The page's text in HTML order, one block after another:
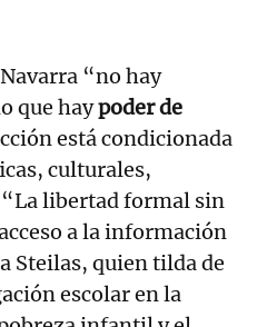
“no hay
que haypoder de
está condicionada
culturales,
libertad formal sin
a la información
Steilas, quien tilda de
escolar en la